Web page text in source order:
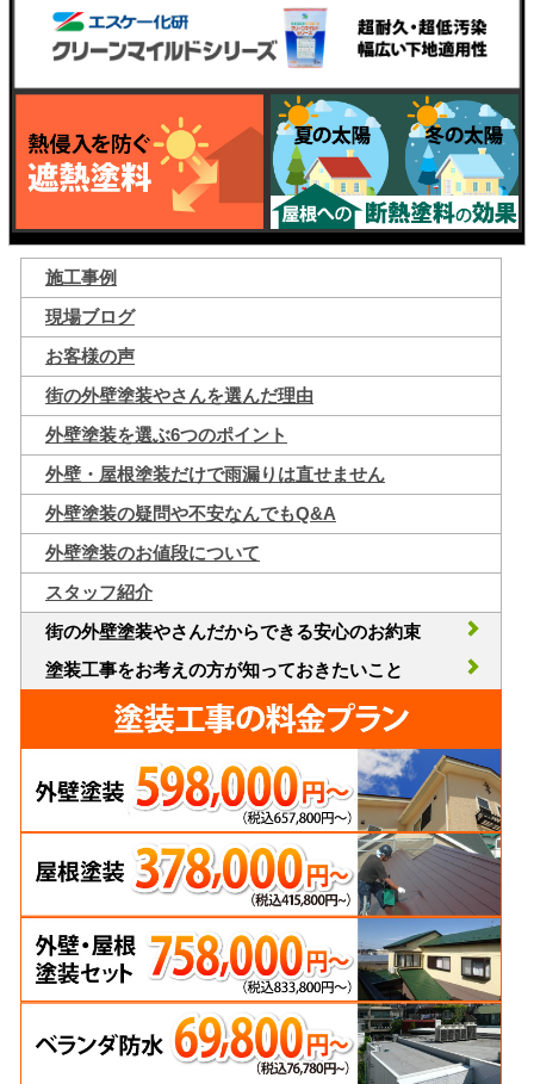
施工事例
現場ブログ
お客様の声
街の外壁塗装やさんを選んだ理由
外壁塗装を選ぶ6つのポイント
外壁・屋根塗装だけで雨漏りは直せません
外壁塗装の疑問や不安なんでもQ&A
外壁塗装のお値段について
スタッフ紹介
街の外壁塗装やさんだからできる安心のお約束
塗装工事をお考えの方が知っておきたいこと